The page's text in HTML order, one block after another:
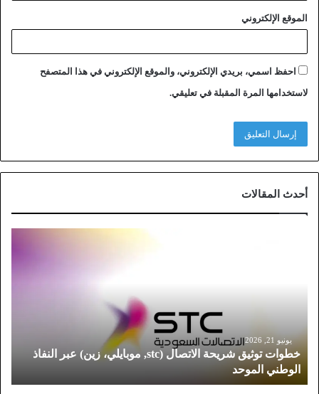
الموقع الإلكتروني
احفظ اسمي، بريدي الإلكتروني، والموقع الإلكتروني في هذا المتصفح
لاستخدامها المرة المقبلة في تعليقي.
أحدث المقالات
و
ش
يونيو 21, 2026
خطوات توثيق شريحة الاتصال (stc, موبايلي، زين) عبر النفاذ
الوطني الموحد